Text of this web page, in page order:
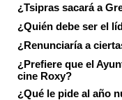
¿Tsipras sacará a
¿Quién debe ser el
¿Renunciaría a
¿Prefiere que el
cine Roxy?
¿Qué le pide al año